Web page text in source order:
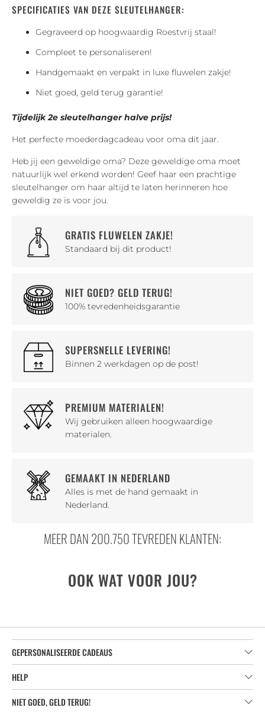
SPECIFICATIES VAN DEZE SLEUTELHANGER:
Gegraveerd op hoogwaardig Roestvrij staal!
Compleet te personaliseren!
Handgemaakt en verpakt in luxe fluwelen zakje!
Niet goed, geld terug garantie!
Tijdelijk 2e sleutelhanger halve prijs!
Het perfecte moederdagcadeau voor oma dit jaar.
Heb jij een geweldige oma? Deze geweldige oma moet
natuurlijk wel erkend worden! Geef haar een prachtige
sleutelhanger om haar altijd te laten herinneren hoe
geweldig ze is voor jou.
GRATIS FLUWELEN ZAKJE!
Standaard bij dit product!
NIET GOED? GELD TERUG!
100% tevredenheidsgarantie
SUPERSNELLE LEVERING!
Binnen 2 werkdagen op de post!
PREMIUM MATERIALEN!
Wij gebruiken alleen hoogwaardige
materialen.
GEMAAKT IN NEDERLAND
Alles is met de hand gemaakt in
Nederland.
MEER DAN 200.750 TEVREDEN KLANTEN:
OOK WAT VOOR JOU?
GEPERSONALISEERDE CADEAUS
HELP
NIET GOED, GELD TERUG!